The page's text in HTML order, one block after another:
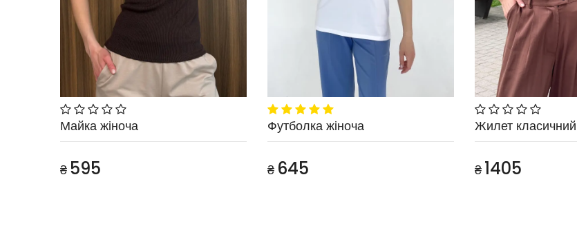
Майка жіноча
₴ 595
Футболка жіноча
₴ 645
Жилет класичний
₴ 1405